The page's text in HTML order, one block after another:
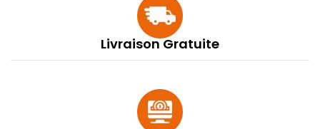
Livraison Gratuite